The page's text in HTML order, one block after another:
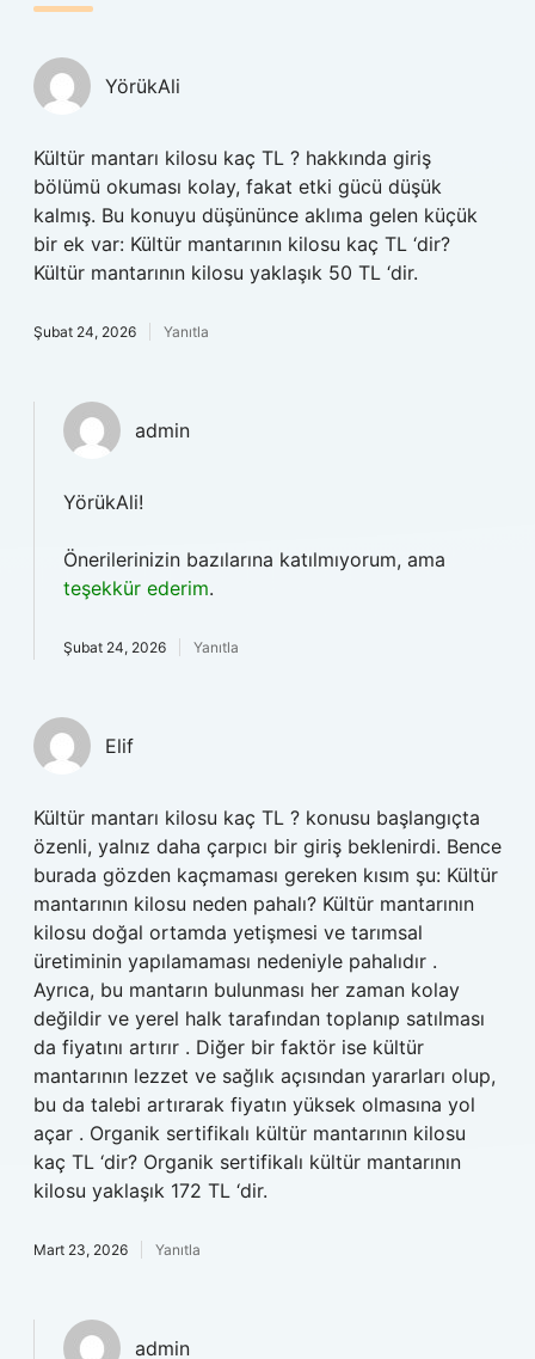
YörükAli
Kültür mantarı kilosu kaç TL ? hakkında giriş
bölümü okuması kolay, fakat etki gücü düşük
kalmış. Bu konuyu düşününce aklıma gelen küçük
bir ek var: Kültür mantarının kilosu kaç TL ‘dir?
Kültür mantarının kilosu yaklaşık 50 TL ‘dir.
Şubat 24, 2026 Yanıtla
admin
YörükAli!
Önerilerinizin bazılarına katılmıyorum, ama
teşekkür ederim.
Şubat 24, 2026 Yanıtla
Elif
Kültür mantarı kilosu kaç TL ? konusu başlangıçta
özenli, yalnız daha çarpıcı bir giriş beklenirdi. Bence
burada gözden kaçmaması gereken kısım şu: Kültür
mantarının kilosu neden pahalı? Kültür mantarının
kilosu doğal ortamda yetişmesi ve tarımsal
üretiminin yapılamaması nedeniyle pahalıdır .
Ayrıca, bu mantarın bulunması her zaman kolay
değildir ve yerel halk tarafından toplanıp satılması
da fiyatını artırır . Diğer bir faktör ise kültür
mantarının lezzet ve sağlık açısından yararları olup,
bu da talebi artırarak fiyatın yüksek olmasına yol
açar . Organik sertifikalı kültür mantarının kilosu
kaç TL ‘dir? Organik sertifikalı kültür mantarının
kilosu yaklaşık 172 TL ‘dir.
Mart 23, 2026 Yanıtla
admin